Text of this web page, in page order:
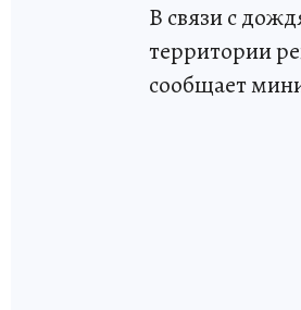
В связи с
территории
сообщает